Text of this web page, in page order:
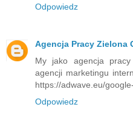
Odpowiedz
Agencja Pracy Zielona
My jako agencja
agencji marketingu
https://adwave.eu/
Odpowiedz